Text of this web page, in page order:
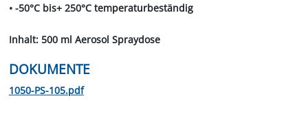
• -50°C bis+ 250°C temperaturbeständig
Inhalt: 500 ml Aerosol Spraydose
DOKUMENTE
1050-PS-105.pdf